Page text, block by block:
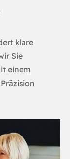
klare
Sie
einem